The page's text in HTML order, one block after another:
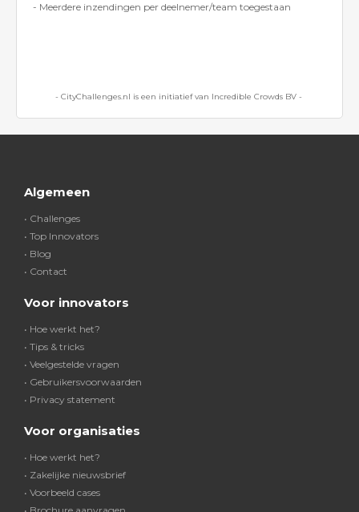
- Meerdere inzendingen per deelnemer/team toegestaan
- CityChallenges.nl is een initiatief van Incredible Crowds BV -
Algemeen
• Challenges
• Top Innovators
• Blog
• Contact
Voor innovators
• Hoe werkt het?
• Tips & tricks
• Veelgestelde vragen
• Gebruikersvoorwaarden
• Privacy statement
Voor organisaties
• Hoe werkt het?
• Zakelijke nieuwsbrief
• Voorbeeld cases